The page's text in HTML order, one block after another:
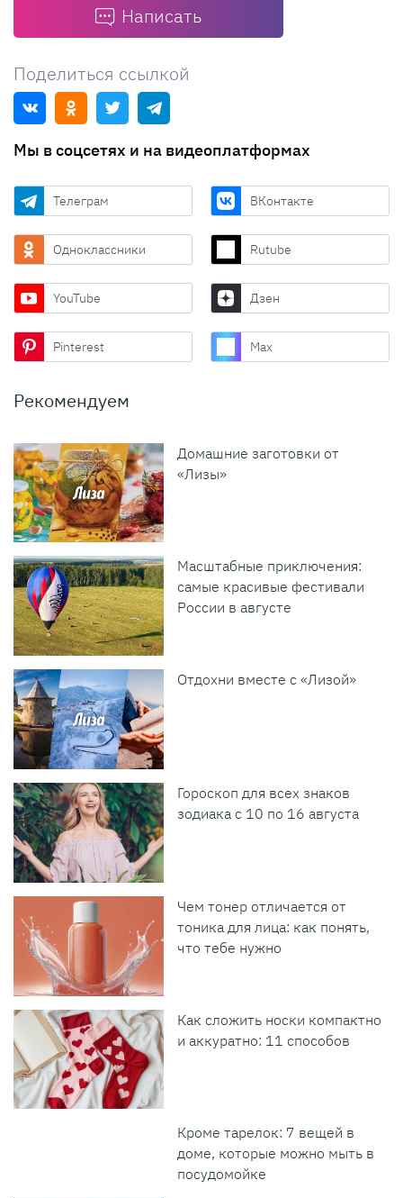
Написать
Поделиться ссылкой
Мы в соцсетях и на видеоплатформах
Телеграм ВКонтакте
Одноклассники Rutube
YouTube Дзен
Pinterest Max
Рекомендуем
Домашние заготовки от
«Лизы»
Масштабные приключения:
самые красивые фестивали
России в августе
Отдохни вместе с «Лизой»
Гороскоп для всех знаков
зодиака с 10 по 16 августа
Чем тонер отличается от
тоника для лица: как понять,
что тебе нужно
Как сложить носки компактно
и аккуратно: 11 способов
Кроме тарелок: 7 вещей в
доме, которые можно мыть в
посудомойке